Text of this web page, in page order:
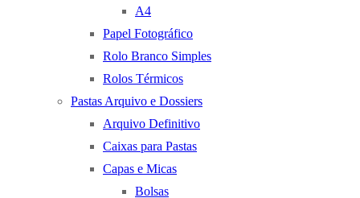
A4
Papel Fotográfico
Rolo Branco Simples
Rolos Térmicos
Pastas Arquivo e Dossiers
Arquivo Definitivo
Caixas para Pastas
Capas e Micas
Bolsas